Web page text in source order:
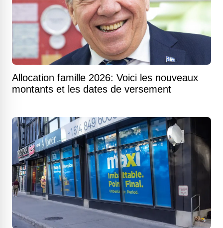
Allocation famille 2026: Voici les nouveaux
montants et les dates de versement